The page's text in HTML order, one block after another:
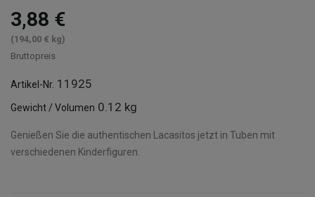
3,88 €
(194,00 € kg)
Bruttopreis
Artikel-Nr. 11925
Gewicht / Volumen 0.12 kg
Genießen Sie die authentischen Lacasitos jetzt in Tuben mit
verschiedenen Kinderfiguren.